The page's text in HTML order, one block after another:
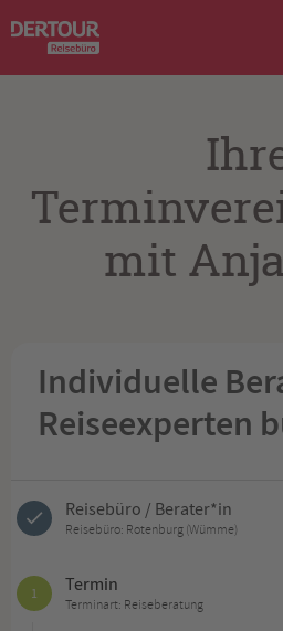
mit
Individuelle
Reiseexperten
Reisebüro / Berater*in
Reisebüro: Rotenburg (Wümme)
1 Termin
Terminart: Reiseberatung